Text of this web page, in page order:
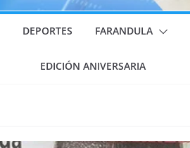
DEPORTES FARANDULA
EDICIÓN ANIVERSARIA